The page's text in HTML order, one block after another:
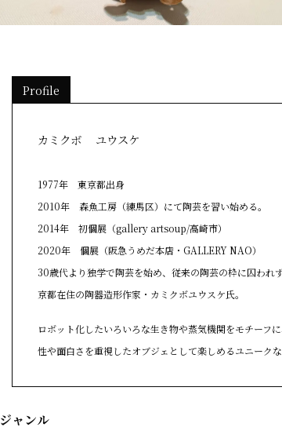
Profile
カミクボ ユウスケ
1977年 東京都出身
2010年 森魚工房（練馬区）にて陶芸を習い始める。
2014年 初個展（gallery artsoup/高崎市）
2020年 個展（阪急うめだ本店・GALLERY NAO）
30歳代より独学で陶芸を始め、従来の陶芸の枠に囚われ
京都在住の陶器造形作家・カミクボユウスケ氏。
ロボット化したいろいろな生き物や蒸気機関をモチーフ
性や面白さを重視したオブジェとして楽しめるユニークな
ジャンル